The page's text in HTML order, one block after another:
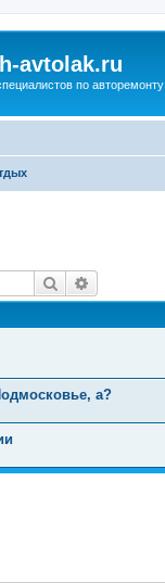
avtolak.ru
по авторемонту
Поиск
а?